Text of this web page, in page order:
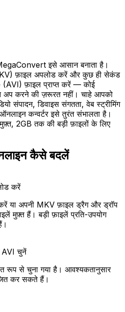
इसे आसान बनाता है।
फ़ाइल अपलोड करें और कुछ ही सेकंड
फ़ाइल प्राप्त करें — कोई
अप करने की ज़रूरत नहीं। चाहे आपको
संपादन, डिवाइस संगतता, वेब स्ट्रीमिंग
कन्वर्टर इसे तुरंत संभालता है।
2GB तक की बड़ी फ़ाइलों के लिए
कैसे बदलें
करें
या अपनी MKV फ़ाइल ड्रैग और ड्रॉप
मुफ़्त हैं। बड़ी फ़ाइलें प्रति-उपयोग
AVI चुनें
रूप से चुना गया है। आवश्यकतानुसार
कर सकते हैं।